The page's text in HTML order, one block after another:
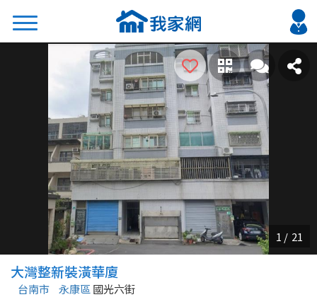
搜尋
熱門關鍵字
2026 台北降價好屋限量釋出
2026 新北降價好屋限量釋出
2026 台中降價好屋限量釋出
2026 台南降價好屋限量釋出
2026 高雄降價好屋限量釋出
縣市
不限
區域
大灣整新裝潢華廈
台南市 永康區 國光六街